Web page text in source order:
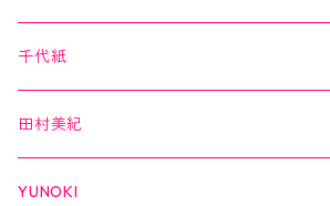
２巻セット
クリアテープ
切子
螺鈿
日本の伝統美
田村美紀
Kimono美
美MONDE
乙女懐紙
千代紙
田村美紀
よもやまペーパー
YUNOKI